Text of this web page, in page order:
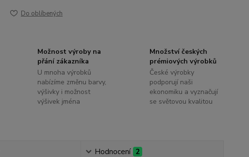
Do oblíbených
Možnost výroby na
přání zákazníka
U mnoha výrobků
nabízíme změnu barvy,
výšivky i možnost
výšivek jména
Množství českých
prémiových výrobků
České výrobky
podporují naši
ekonomiku a vyznačují
se světovou kvalitou
Hodnocení 2